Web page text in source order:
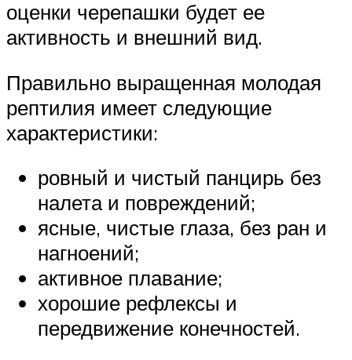
оценки черепашки будет ее
активность и внешний вид.
Правильно выращенная молодая
рептилия имеет следующие
характеристики:
ровный и чистый панцирь без
налета и повреждений;
ясные, чистые глаза, без ран и
нагноений;
активное плавание;
хорошие рефлексы и
передвижение конечностей.